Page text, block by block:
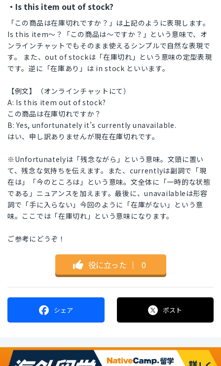
・Is this item out of stock?
「この商品は在庫切れですか？」は上記のように表現します。
Is this item〜？「この商品は〜ですか？」という意味で、オ
ンラインチャットでもそのまま使えるシンプルで自然な表現で
す。 また、out of stockは「在庫切れ」という意味の定型表現
です。逆に「在庫あり」は in stock といいます。
【例文】（オンラインチャットにて）
A: Is this item out of stock?
この商品は在庫切れですか？
B: Yes, unfortunately it’s currently unavailable.
はい、申し訳ありませんが現在在庫切れです。
※Unfortunatelyは「残念ながら」という意味。文頭に置い
て、残念な気持ちを伝えます。また、currentlyは副詞で「現
在は」「今のところは」という意味。文全体に「一時的な状態
である」ニュアンスを加えます。最後に、unavailableは形容
詞で「手に入らない」今回のように「在庫がない」という意
味。ここでは「在庫切れ」という意味になります。
ご参考にどうぞ！
役に立った ｜ 0
シェア ポスト